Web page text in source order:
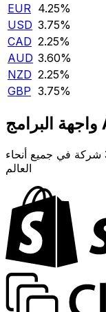
EUR 4.25‎%‎
USD 3.75‎%‎
CAD 2.25‎%‎
AUD 3.60‎%‎
NZD 2.25‎%‎
GBP 3.75‎%‎
مصدر أسعار الفئة التجارية لأكثر من 300 شركة في جميع أنحاء
العالم